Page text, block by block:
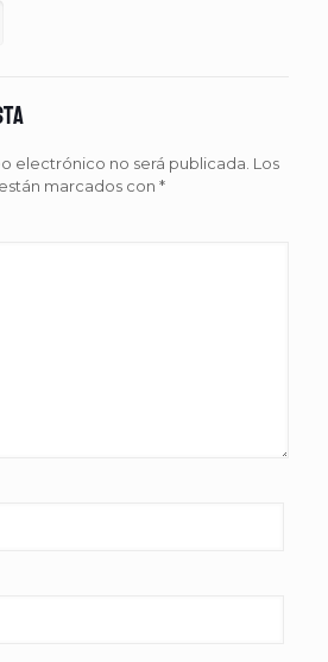
electrónico no será publicada. Los
marcados con *